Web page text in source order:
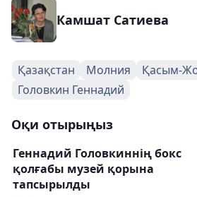
Камшат Сатиева
Қазақстан Молния
Қасым-
Головкин Геннадий
Оқи отырыңыз
Геннадий Головкиннің бокс
қолғабы музей қорына
тапсырылды